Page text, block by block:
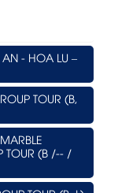
- HOA LU –
TOUR (B,
TOUR (B /-- /